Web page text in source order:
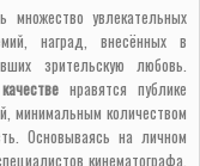
множество увлекательных
наград, внесённых в
зрительскую любовь.
нравятся публике
минимальным количеством
Основываясь на личном
кинематографа,